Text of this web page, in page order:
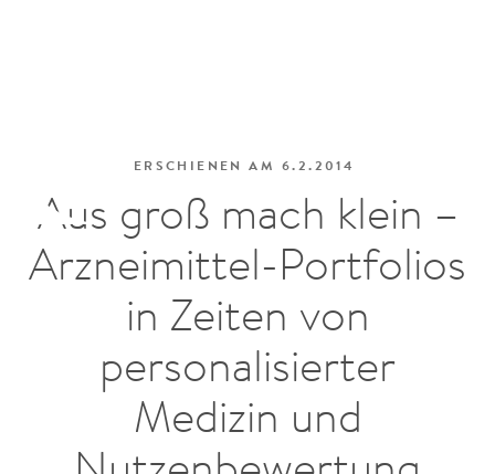
ERSCHIENEN AM 6.2.2014
Aus groß mach klein –
Arzneimittel-Portfolios
in Zeiten von
personalisierter
Medizin und